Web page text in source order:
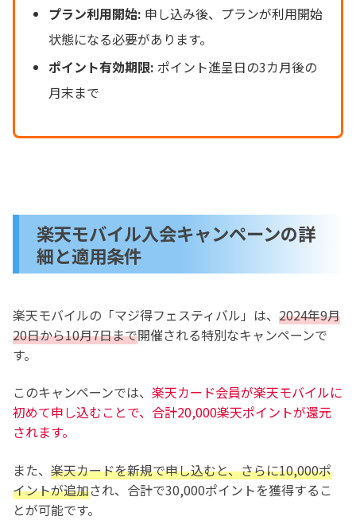
プラン利用開始: 申し込み後、プランが利用開始
状態になる必要があります。
ポイント有効期限: ポイント進呈日の3カ月後の
月末まで
楽天モバイル入会キャンペーンの詳
細と適用条件
楽天モバイルの「マジ得フェスティバル」は、 2024年9月
20日から10月7日まで開催される特別なキャンペーンで
す。
このキャンペーンでは、 楽天カード会員が楽天モバイルに
初めて申し込むことで、合計20,000楽天ポイントが還元
されます。
また、 楽天カードを新規で申し込むと、さらに10,000ポ
イントが追加され、合計で30,000ポイントを獲得するこ
とが可能です。